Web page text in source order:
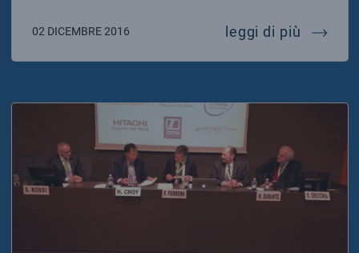
02 DICEMBRE 2016 leggi di più dalle